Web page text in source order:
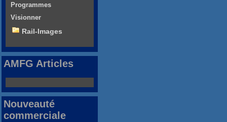
Programmes
Visionner
Rail-Images
AMFG Articles
Nouveauté
commerciale